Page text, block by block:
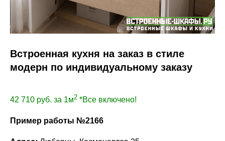
Встроенная кухня на заказ в стиле
модерн по индивидуальному заказу
42 710 руб. за 1м2 *Все включено!
Пример работы №2166